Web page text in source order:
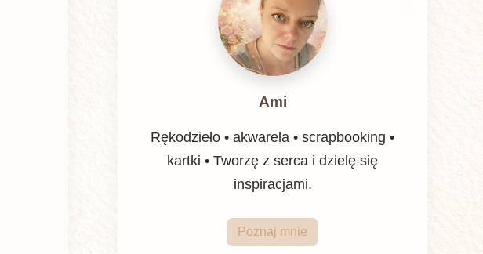
Ami
Rękodzieło • akwarela • scrapbooking •
kartki • Tworzę z serca i dzielę się
inspiracjami.
Poznaj mnie